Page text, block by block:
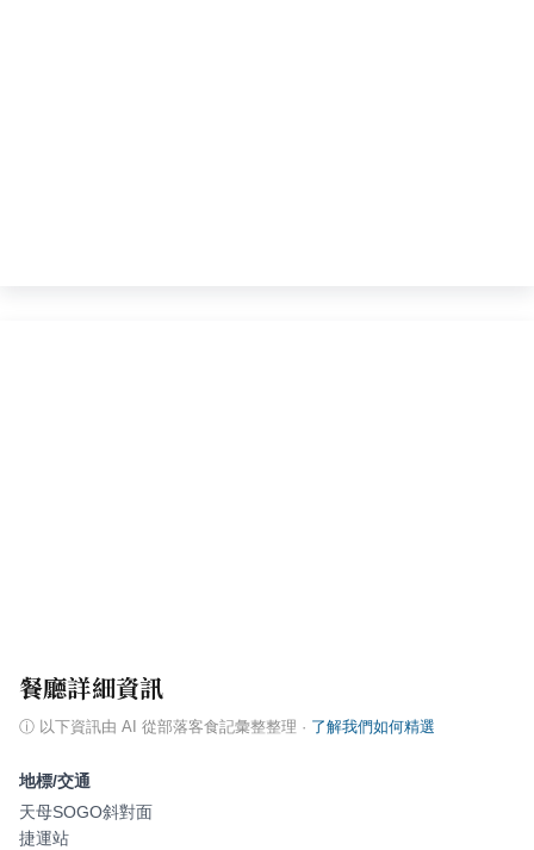
餐廳詳細資訊
ⓘ 以下資訊由 AI 從部落客食記彙整整理 · 了解我們如何精選
地標/交通
天母SOGO斜對面
捷運站